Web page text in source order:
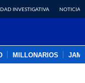
INVESTIGATIVA NOTICIAS
MILLONARIOS